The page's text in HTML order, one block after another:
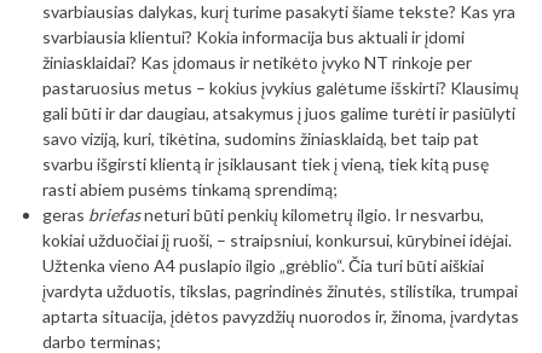
svarbiausias dalykas, kurį turime pasakyti šiame tekste? Kas yra
svarbiausia klientui? Kokia informacija bus aktuali ir įdomi
žiniasklaidai? Kas įdomaus ir netikėto įvyko NT rinkoje per
pastaruosius metus – kokius įvykius galėtume išskirti? Klausimų
gali būti ir dar daugiau, atsakymus į juos galime turėti ir pasiūlyti
savo viziją, kuri, tikėtina, sudomins žiniasklaidą, bet taip pat
svarbu išgirsti klientą ir įsiklausant tiek į vieną, tiek kitą pusę
rasti abiem pusėms tinkamą sprendimą;
geras briefasneturi būti penkių kilometrų ilgio. Ir nesvarbu,
kokiai užduočiai jį ruoši, – straipsniui, konkursui, kūrybinei idėjai.
Užtenka vieno A4 puslapio ilgio „grėblio“. Čia turi būti aiškiai
įvardyta užduotis, tikslas, pagrindinės žinutės, stilistika, trumpai
aptarta situacija, įdėtos pavyzdžių nuorodos ir, žinoma, įvardytas
darbo terminas;